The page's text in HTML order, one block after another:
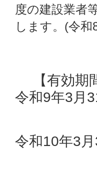
度の建設業者
します。(令和
【有効
令和9年3月
業務
令和10年3